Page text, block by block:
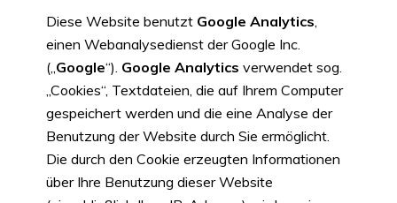
Diese Website benutzt Google Analytics
einen Webanalysedienst der Google Inc.
(„ Google“). Google Analytics verwendet sog.
„Cookies“, Textdateien, die auf Ihrem Computer
gespeichert werden und die eine Analyse der
Benutzung der Website durch Sie ermöglicht.
Die durch den Cookie erzeugten Informationen
über Ihre Benutzung dieser Website